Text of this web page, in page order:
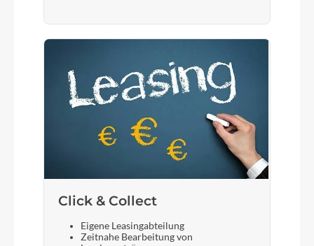
Click & Collect
Eigene Leasingabteilung
Zeitnahe Bearbeitung von